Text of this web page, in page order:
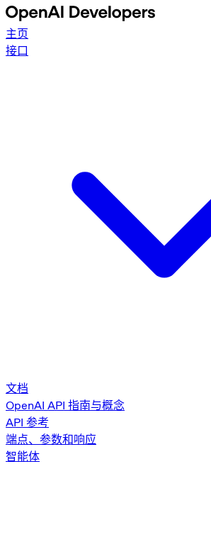
主页
接口
文档
OpenAI API 指南与概念
API 参考
端点、参数和响应
智能体